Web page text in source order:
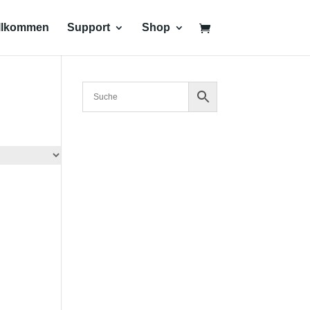
Support Shop